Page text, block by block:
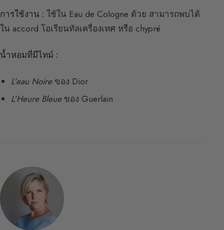
การใช้งาน : ใช้ใน Eau de Cologne ด้วย สามารถพบได้
ใน accord โอเรียนทัลเครื่องเทศ หรือ chypré
น้ำหอมที่มีไทม์ :
L’eau Noireของ Dior
L’Heure Bleueของ Guerlain